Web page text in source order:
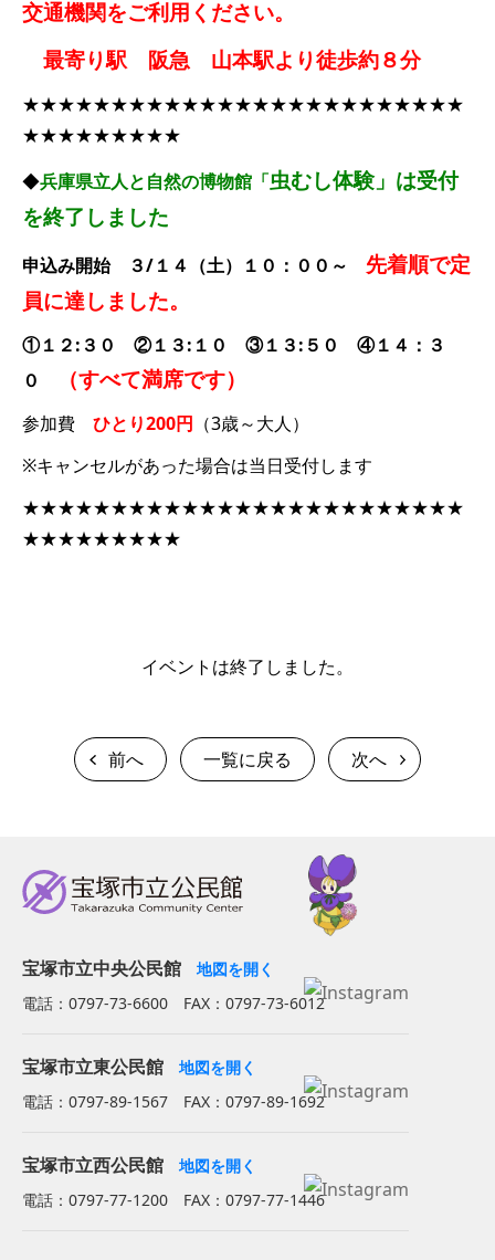
交通機関をご利用ください。
最寄り駅 阪急 山本駅より徒歩約８分
★★★★★★★★★★★★★★★★★★★★★★★★★
★★★★★★★★★
◆兵庫県立人と自然の博物館「虫むし体験」は受付
を終了しました
申込み開始 ３/１４（土）１０：００～
先着順で定
員に達しました。
①１２:３０ ②１３:１０ ③１３:５０ ④１４：３
０
（すべて満席です）
参加費 ひとり200円 （3歳～大人）
※キャンセルがあった場合は当日受付します
★★★★★★★★★★★★★★★★★★★★★★★★★
★★★★★★★★★
イベントは終了しました。
前へ 一覧に戻る 次へ
宝塚市立中央公民館
地図を開く
電話：0797-73-6600 FAX：0797-73-6012
宝塚市立東公民館
地図を開く
電話：0797-89-1567 FAX：0797-89-1692
宝塚市立西公民館
地図を開く
電話：0797-77-1200 FAX：0797-77-1446